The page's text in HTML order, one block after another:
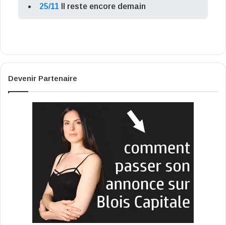
25/11 Il reste encore demain
Devenir Partenaire